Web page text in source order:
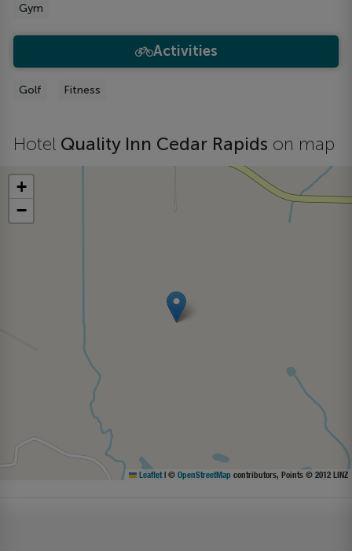
Gym
Activities
Golf Fitness
Hotel Quality Inn Cedar Rapids on map
+
−
Leaflet | © OpenStreetMap contributors, Points © 2012 LINZ